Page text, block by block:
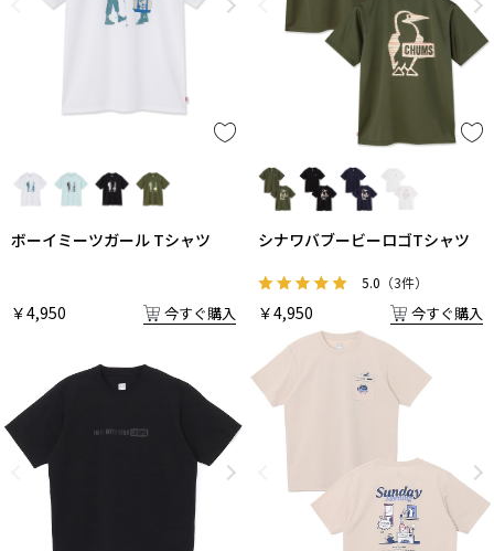
ボーイミーツガール Tシャツ
￥4,950 今すぐ購入
シナワバブービーロゴTシャツ
5.0 （3件）
￥4,950 今すぐ購入